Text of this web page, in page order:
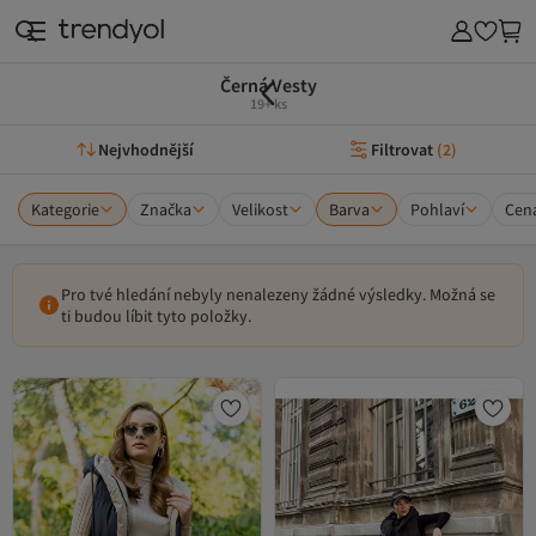
Černá Vesty
19+ ks
Nejvhodnější Filtrovat (2)
Kategorie Značka Velikost Barva Pohlaví
Pro tvé hledání nebyly nenalezeny žádné výsledky. Možná se
ti budou líbit tyto položky.